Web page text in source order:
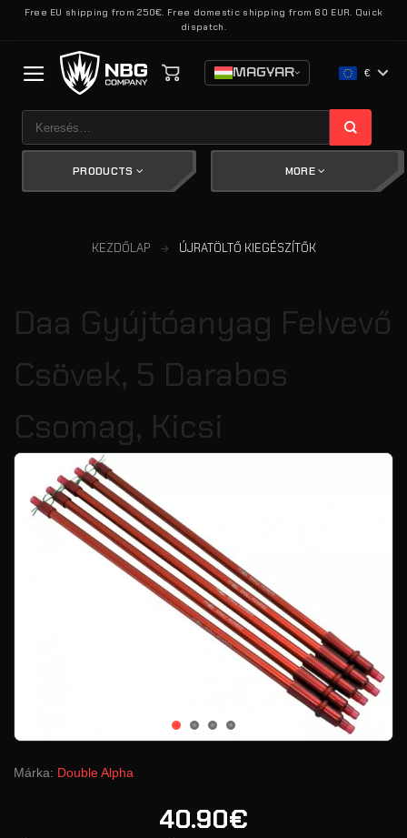
SkipFree EU shipping from 250€. Free domestic shipping from 60 EUR. Quick
dispatch.
MAGYAR €
következőre:
PRODUCTS MORE
KEZDŐLAP ÚJRATÖLTŐ KIEGÉSZÍTŐK
Daa Gyújtóanyag Felvevő
Csövek, 5 Darabos
Csomag, Kicsi
Márka: Double Alpha
40.90€